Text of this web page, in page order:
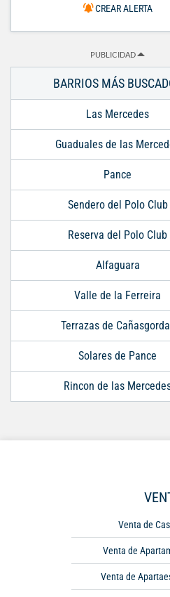
CREAR ALERTA
PUBLICIDAD
BARRIOS MÁS
Las Mercedes
Guaduales de las
Pance
Sendero del Polo Club
Reserva del Polo Club
Alfaguara
Valle de la Ferreira
Terrazas de
Solares de Pance
Rincon de las
Venta de
Venta de
Venta de